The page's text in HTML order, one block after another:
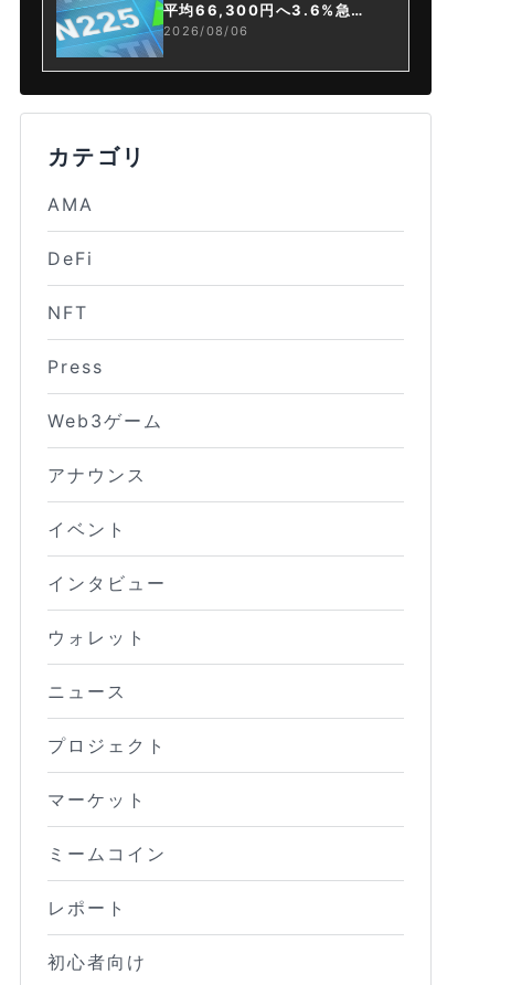
平均66,300円へ3.6%急騰
もAI投資回収懸念が再燃
2026/08/06
カテゴリ
AMA
DeFi
NFT
Press
Web3ゲーム
アナウンス
イベント
インタビュー
ウォレット
ニュース
プロジェクト
マーケット
ミームコイン
レポート
初心者向け